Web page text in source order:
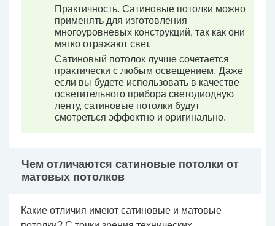
Практичность. Сатиновые потолки можно
применять для изготовления
многоуровневых конструкций, так как они
мягко отражают свет.
Сатиновый потолок лучше сочетается
практически с любым освещением. Даже
если вы будете использовать в качестве
осветительного прибора светодиодную
ленту, сатиновые потолки будут
смотреться эффектно и оригинально.
Чем отличаются сатиновые потолки от
матовых потолков
Какие отличия имеют сатиновые и матовые